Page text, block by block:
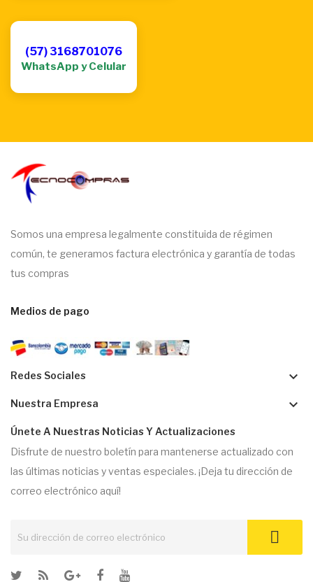
(57) 3168701076
WhatsApp y Celular
Somos una empresa legalmente constituida de régimen
común, te generamos factura electrónica y garantía de todas
tus compras
Medios de pago
Redes Sociales keyboard_arrow_down
Nuestra Empresa keyboard_arrow_down
Únete A Nuestras Noticias Y Actualizaciones
Disfrute de nuestro boletín para mantenerse actualizado con
las últimas noticias y ventas especiales. ¡Deja tu dirección de
correo electrónico aquí!